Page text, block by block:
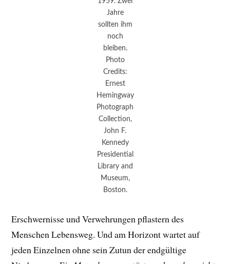
Jahre
sollten ihm
noch
bleiben.
Photo
Credits:
Ernest
Hemingway
Photograph
Collection,
John F.
Kennedy
Presidential
Library and
Museum,
Boston.
Erschwernisse und Verwehrungen pflastern des
Menschen Lebensweg. Und am Horizont wartet auf
jeden Einzelnen ohne sein Zutun der endgültige